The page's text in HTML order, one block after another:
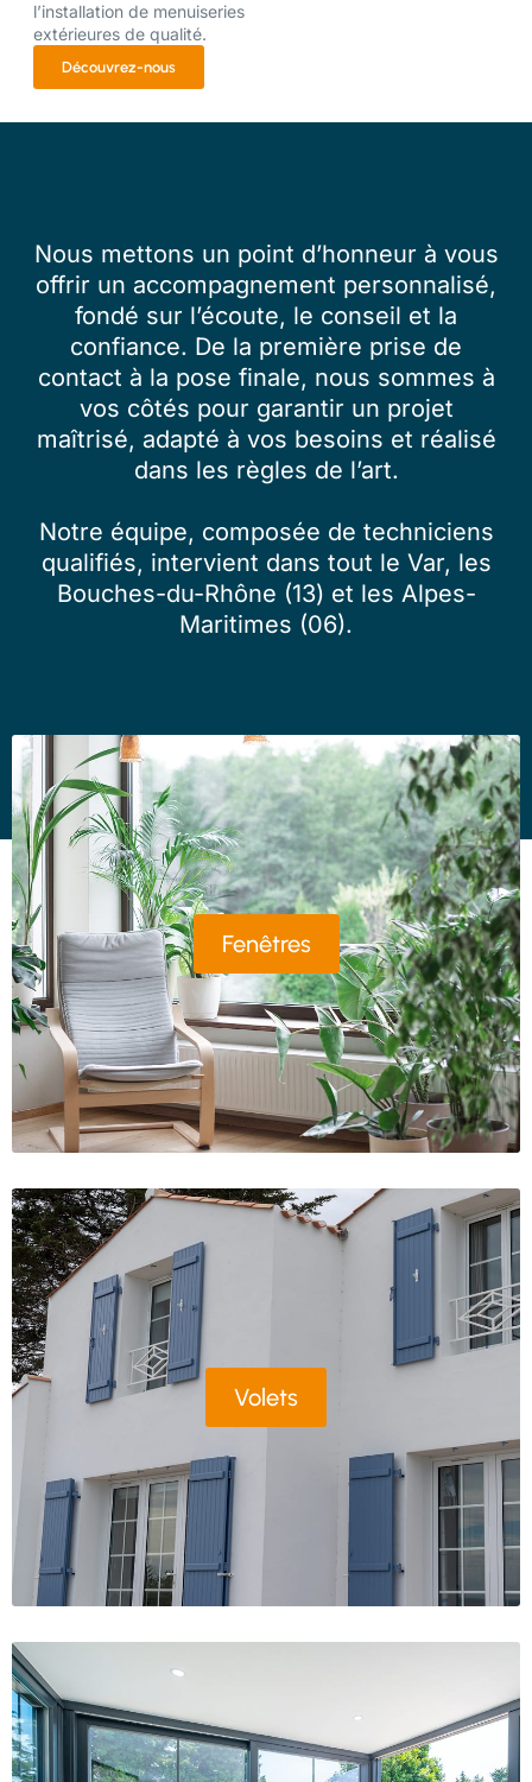
l’installation de menuiseries
extérieures de qualité.
Découvrez-nous
Nous mettons un point d’honneur à vous
offrir un accompagnement personnalisé,
fondé sur l’écoute, le conseil et la
confiance. De la première prise de
contact à la pose finale, nous sommes à
vos côtés pour garantir un projet
maîtrisé, adapté à vos besoins et réalisé
dans les règles de l’art.
Notre équipe, composée de techniciens
qualifiés, intervient dans tout le Var, les
Bouches-du-Rhône (13) et les Alpes-
Maritimes (06).
Fenêtres
Volets